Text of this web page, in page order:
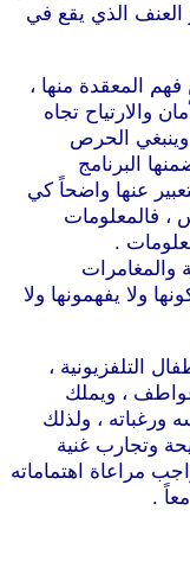
العنف الذي يقع في
المعقدة منها ،
والارتياح تجاه
الحرص
البرنامج
عنها واضحاً كي
فالمعلومات
.
والمغامرات
ولا يفهمونها ولا
التلفزيونية ،
، ويملك
ورغباته ، ولذلك
وتجارب غنية
مراعاة اهتماماته
.